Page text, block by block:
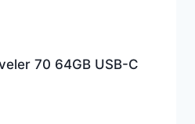
70 64GB USB-C